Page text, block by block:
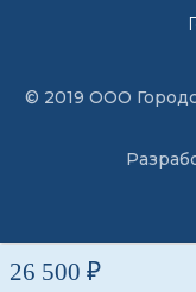
26 500 ₽
© 2019 ООО